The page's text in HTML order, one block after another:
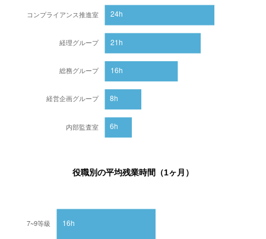
役職別の平均残業時間（1ヶ月）